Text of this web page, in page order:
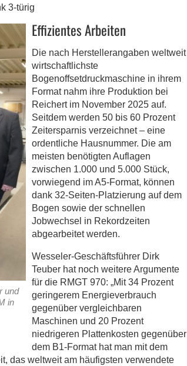
3-türig
und
in
Effizientes Arbeiten
Die nach Herstellerangaben weltweit
wirtschaftlichste
Bogenoffsetdruckmaschine in ihrem
Format nahm ihre Produktion bei
Reichert im November 2025 auf.
Seitdem werden 50 bis 60 Prozent
Zeitersparnis verzeichnet – eine
ordentliche Hausnummer. Die am
meisten benötigten Auflagen
zwischen 1.000 und 5.000 Stück,
vorwiegend im A5-Format, können
dank 32-Seiten-Platzierung auf dem
Bogen sowie der schnellen
Jobwechsel in Rekordzeiten
abgearbeitet werden.
Wesseler-Geschäftsführer Dirk
Teuber hat noch weitere Argumente
für die RMGT 970: „Mit 34 Prozent
geringerem Energieverbrauch
gegenüber vergleichbaren
Maschinen und 20 Prozent
niedrigeren Plattenkosten gegenüber
dem B1-Format hat man mit dem
das weltweit am häufigsten verwendete